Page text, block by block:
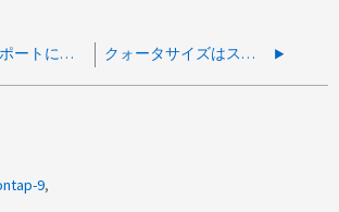
クォータレポートにユーザクォータに関するLinuxとの異なる使用量が表示される クォータサイズはストレージとホストで異なります
9